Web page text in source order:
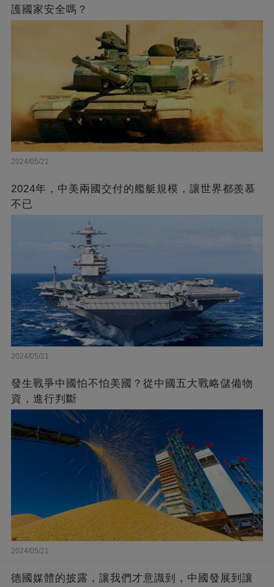
護國家安全嗎？
2024/05/21
2024年，中美兩國交付的艦艇規模，讓世界都羨慕
不已
2024/05/21
發生戰爭中國怕不怕美國？從中國五大戰略儲備物
資，進行判斷
2024/05/21
德國媒體的披露，讓我們才意識到，中國發展到讓